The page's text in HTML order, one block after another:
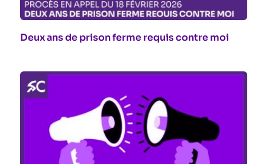
Deux ans de prison ferme requis contre moi